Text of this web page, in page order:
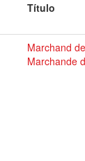
Título
Marchand
Marchande